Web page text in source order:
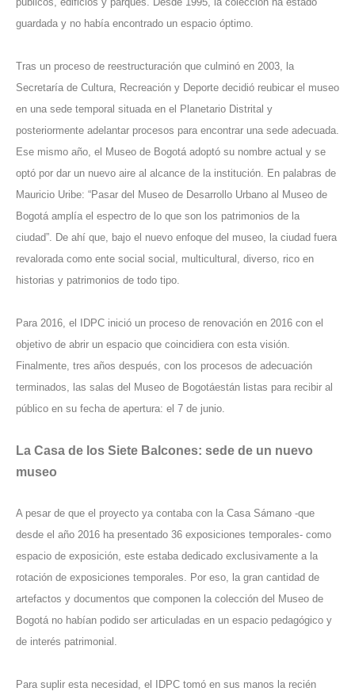
guardada y no había encontrado un espacio óptimo.
Tras un proceso de reestructuración que culminó en 2003, la
Secretaría de Cultura, Recreación y Deporte decidió reubicar el museo
en una sede temporal situada en el Planetario Distrital y
posteriormente adelantar procesos para encontrar una sede adecuada.
Ese mismo año, el Museo de Bogotá adoptó su nombre actual y se
optó por dar un nuevo aire al alcance de la institución. En palabras de
Mauricio Uribe: “Pasar del Museo de Desarrollo Urbano al Museo de
Bogotá amplía el espectro de lo que son los patrimonios de la
ciudad”. De ahí que, bajo el nuevo enfoque del museo, la ciudad fuera
revalorada como ente social social, multicultural, diverso, rico en
historias y patrimonios de todo tipo.
Para 2016, el IDPC inició un proceso de renovación en 2016 con el
objetivo de abrir un espacio que coincidiera con esta visión.
Finalmente, tres años después, con los procesos de adecuación
terminados, las salas del Museo de Bogotáestán listas para recibir al
público en su fecha de apertura: el 7 de junio.
La Casa de los Siete Balcones: sede de un nuevo
museo
A pesar de que el proyecto ya contaba con la Casa Sámano -que
desde el año 2016 ha presentado 36 exposiciones temporales- como
espacio de exposición, este estaba dedicado exclusivamente a la
rotación de exposiciones temporales. Por eso, la gran cantidad de
artefactos y documentos que componen la colección del Museo de
Bogotá no habían podido ser articuladas en un espacio pedagógico y
de interés patrimonial.
Para suplir esta necesidad, el IDPC tomó en sus manos la recién